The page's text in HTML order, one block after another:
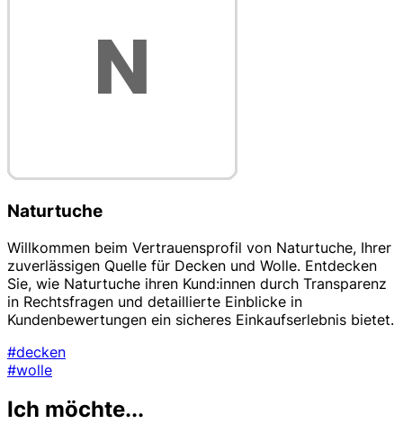
Naturtuche
Willkommen beim Vertrauensprofil von Naturtuche, Ihrer
zuverlässigen Quelle für Decken und Wolle. Entdecken
Sie, wie Naturtuche ihren Kund:innen durch Transparenz
in Rechtsfragen und detaillierte Einblicke in
Kundenbewertungen ein sicheres Einkaufserlebnis bietet.
#decken
#wolle
Ich möchte...